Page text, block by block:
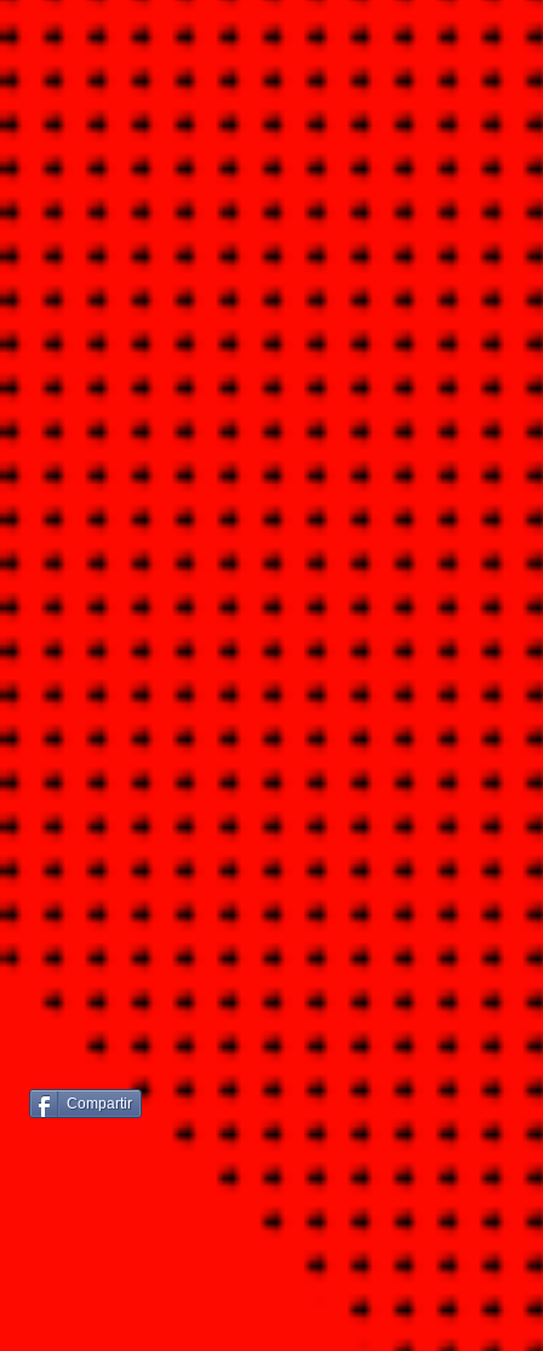
Compartir